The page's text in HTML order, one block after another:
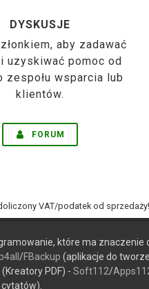
DYSKUSJE
aby zadawać
uzyskiwać pomoc od
zespołu wsparcia lub
klientów.
FORUM
VAT/podatek od sprzedaży!
które ma znaczenie
/FBackup (aplikacje do
PDF) - Soft112/